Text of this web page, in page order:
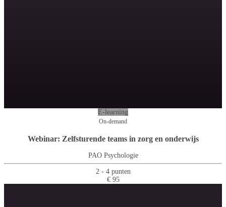
E-learning
On-demand
Webinar: Zelfsturende teams in zorg en onderwijs
PAO Psychologie
2 - 4 punten
€ 95